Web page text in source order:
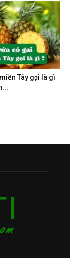
Tây gọi là gì